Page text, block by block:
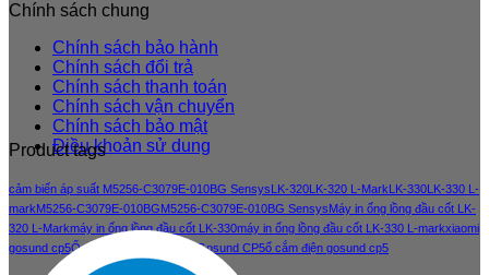
Chính sách chung
Chính sách bảo hành
Chính sách đổi trả
Chính sách thanh toán
Chính sách vận chuyển
Chính sách bảo mật
Điều khoản sử dung
Product tags
cảm biến áp suất M5256-C3079E-010BG SensysLK-320LK-320 L-MarkLK-330LK-330 L-
markM5256-C3079E-010BGM5256-C3079E-010BG SensysMáy in ống lồng đầu cốt LK-
320 L-Markmáy in ống lồng đầu cốt LK-330máy in ống lồng đầu cốt LK-330 L-markxiaomi
gosund cp5Ổ cắm điện thông minh Gosund CP5ổ cắm điện gosund cp5